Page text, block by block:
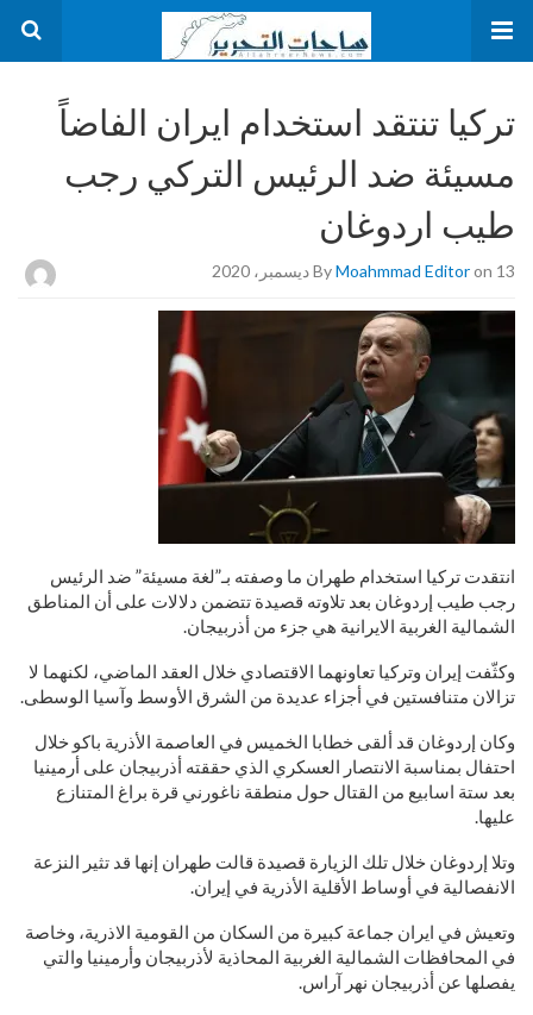
تركيا تنتقد استخدام ايران الفاضاً
مسيئة ضد الرئيس التركي رجب
طيب اردوغان
ByMoahmmad Editoron 13 ديسمبر، 2020
انتقدت تركيا استخدام طهران ما وصفته بـ”لغة مسيئة” ضد الرئيس
رجب طيب إردوغان بعد تلاوته قصيدة تتضمن دلالات على أن المناطق
الشمالية الغربية الايرانية هي جزء من أذربيجان.
وكثّفت إيران وتركيا تعاونهما الاقتصادي خلال العقد الماضي، لكنهما لا
تزالان متنافستين في أجزاء عديدة من الشرق الأوسط وآسيا الوسطى.
وكان إردوغان قد ألقى خطابا الخميس في العاصمة الأذرية باكو خلال
احتفال بمناسبة الانتصار العسكري الذي حققته أذربيجان على أرمينيا
بعد ستة اسابيع من القتال حول منطقة ناغورني قرة براغ المتنازع
عليها.
وتلا إردوغان خلال تلك الزيارة قصيدة قالت طهران إنها قد تثير النزعة
الانفصالية في أوساط الأقلية الأذرية في إيران.
وتعيش في ايران جماعة كبيرة من السكان من القومية الاذرية، وخاصة
في المحافظات الشمالية الغربية المحاذية لأذربيجان وأرمينيا والتي
يفصلها عن أذربيجان نهر آراس.